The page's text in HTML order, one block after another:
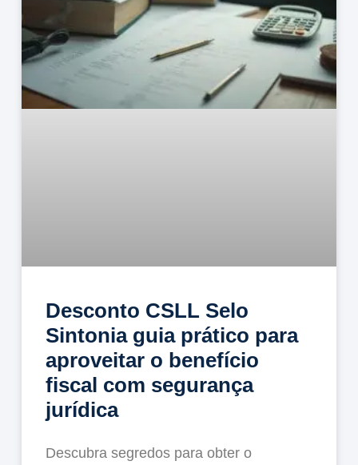
Desconto CSLL Selo
Sintonia guia prático para
aproveitar o benefício
fiscal com segurança
jurídica
Descubra segredos para obter o